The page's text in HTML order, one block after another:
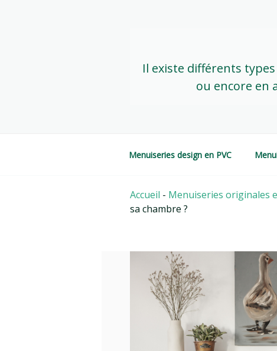
Il existe différents
ou encore en
Menuiseries design en PVC
Accueil - Menuiseries originales
sa chambre ?